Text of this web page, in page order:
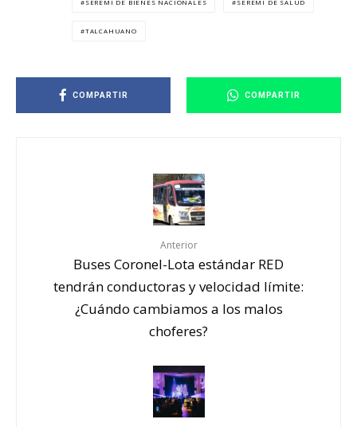
SEREMI DE BIENES NACIONALES SEREMI DE SALUD
TALCAHUANO
COMPARTIR COMPARTIR
Anterior
Buses Coronel-Lota estándar RED
tendrán conductoras y velocidad límite:
¿Cuándo cambiamos a los malos
choferes?